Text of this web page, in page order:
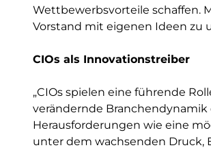
Wettbewerbsvorteile schaffen.
Vorstand mit eigenen Ideen zu
CIOs als Innovationstreiber
„CIOs spielen eine führende
verändernde Branchendynamik
Herausforderungen wie eine
unter dem wachsenden Druck,